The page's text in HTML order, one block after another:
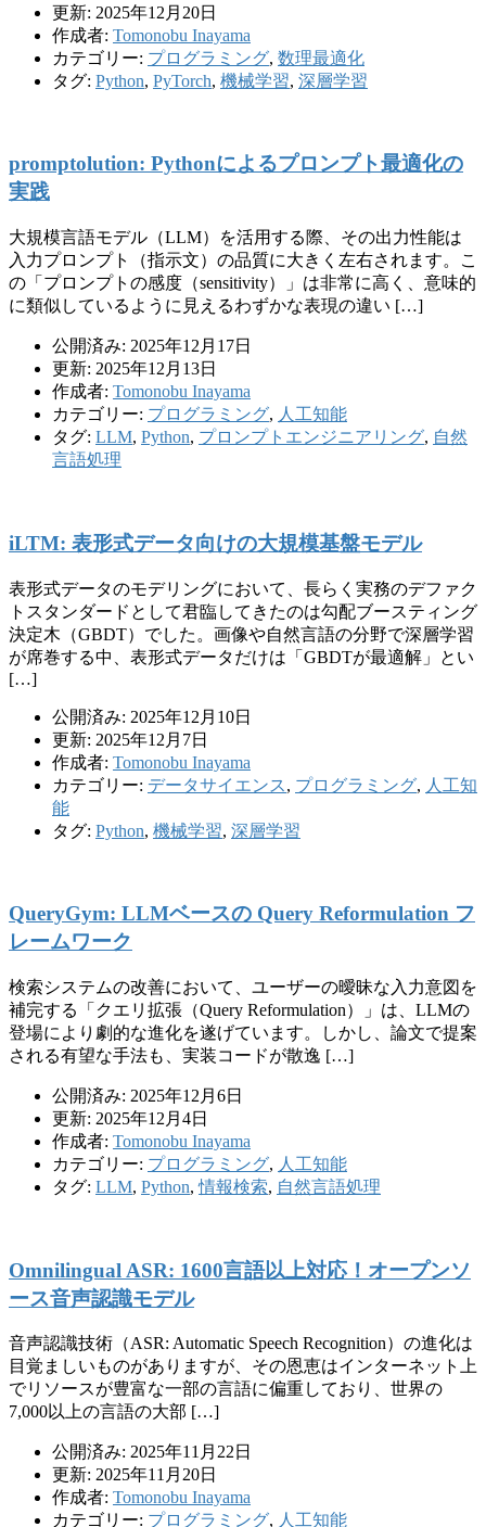
更新: 2025年12月20日
作成者: Tomonobu Inayama
カテゴリー: プログラミング, 数理最適化
タグ: Python, PyTorch, 機械学習, 深層学習
promptolution: Pythonによるプロンプト最適化の
実践
大規模言語モデル（LLM）を活用する際、その出力性能は
入力プロンプト（指示文）の品質に大きく左右されます。こ
の「プロンプトの感度（sensitivity）」は非常に高く、意味的
に類似しているように見えるわずかな表現の違い […]
公開済み: 2025年12月17日
更新: 2025年12月13日
作成者: Tomonobu Inayama
カテゴリー: プログラミング, 人工知能
タグ: LLM, Python, プロンプトエンジニアリング, 自然
言語処理
iLTM: 表形式データ向けの大規模基盤モデル
表形式データのモデリングにおいて、長らく実務のデファク
トスタンダードとして君臨してきたのは勾配ブースティング
決定木（GBDT）でした。画像や自然言語の分野で深層学習
が席巻する中、表形式データだけは「GBDTが最適解」とい
[…]
公開済み: 2025年12月10日
更新: 2025年12月7日
作成者: Tomonobu Inayama
カテゴリー: データサイエンス, プログラミング, 人工知
能
タグ: Python, 機械学習, 深層学習
QueryGym: LLMベースの Query Reformulation フ
レームワーク
検索システムの改善において、ユーザーの曖昧な入力意図を
補完する「クエリ拡張（Query Reformulation）」は、LLMの
登場により劇的な進化を遂げています。しかし、論文で提案
される有望な手法も、実装コードが散逸 […]
公開済み: 2025年12月6日
更新: 2025年12月4日
作成者: Tomonobu Inayama
カテゴリー: プログラミング, 人工知能
タグ: LLM, Python,情報検索, 自然言語処理
Omnilingual ASR: 1600言語以上対応！オープンソ
ース音声認識モデル
音声認識技術（ASR: Automatic Speech Recognition）の進化は
目覚ましいものがありますが、その恩恵はインターネット上
でリソースが豊富な一部の言語に偏重しており、世界の
7,000以上の言語の大部 […]
公開済み: 2025年11月22日
更新: 2025年11月20日
作成者: Tomonobu Inayama
カテゴリー: プログラミング, 人工知能